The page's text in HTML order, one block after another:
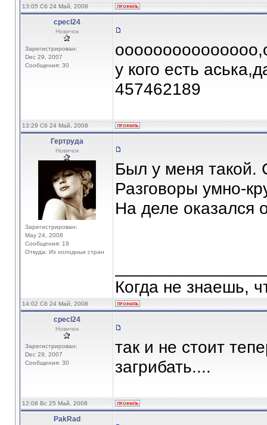
13:05 Сб 24 Май, 2008
cpecl24
Новичок
Зарегистрирован:
Dec 29, 2007
Сообщения: 30
у кого есть
457462189
13:29 Сб 24 Май, 2008
Гертруда
Новичок
Зарегистрирован:
May 24, 2008
Сообщения: 19
Откуда: Из холодных стран
Был у меня такой.
Разговоры умно-
На деле оказался
Когда не знаешь,
14:02 Сб 24 Май, 2008
cpecl24
Новичок
Зарегистрирован:
Dec 29, 2007
Сообщения: 30
так и не стоит
загрибать....
12:08 Вс 25 Май, 2008
PakRad